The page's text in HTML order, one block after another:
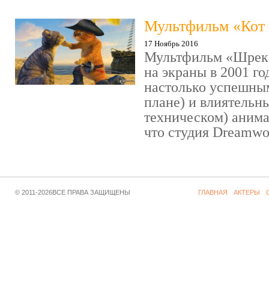
Мультфильм «Кот
17 Ноябрь 2016
Мультфильм
на экраны в 2001
настолько
плане) и
техническом)
что студия
© 2011-2026ВСЕ ПРАВА ЗАЩИЩЕНЫ ГЛАВНАЯ АКТЕРЫ